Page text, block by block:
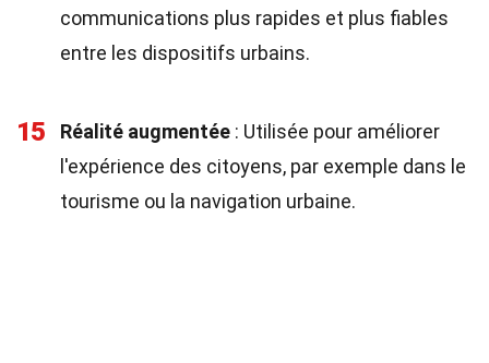
communications plus rapides et plus fiables
entre les dispositifs urbains.
15 Réalité augmentée : Utilisée pour améliorer
l'expérience des citoyens, par exemple dans le
tourisme ou la navigation urbaine.